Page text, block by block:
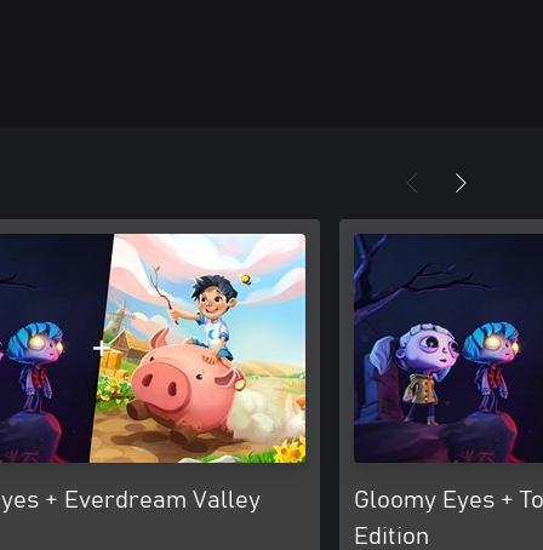
+ Everdream Valley
Gloomy Eyes +
Edition